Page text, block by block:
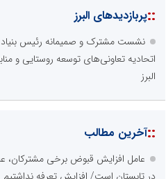
::پربازدیدهای البرز
نشست مشترک و صمیمانه رئیس بنیاد
اتحادیه تعاونی‌های توسعه روستایی و
البرز
::آخرین مطالب
عامل افزایش قبوض برخی مشترکان،